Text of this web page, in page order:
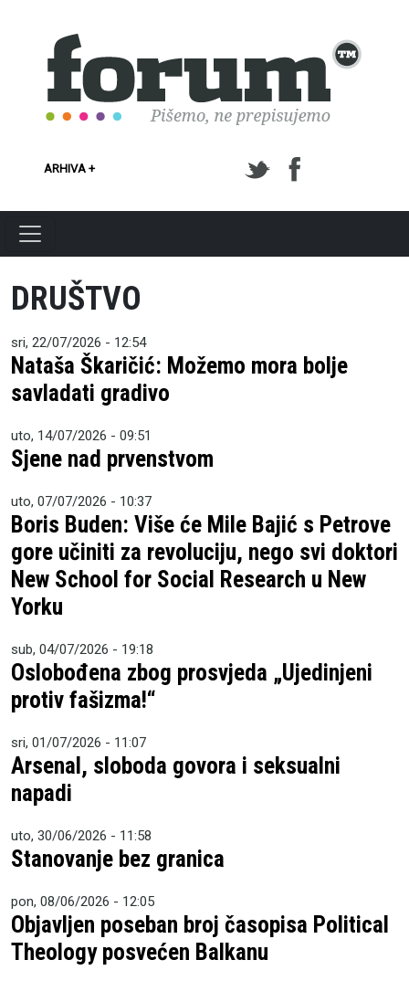
ARHIVA +
DRUŠTVO
sri, 22/07/2026 - 12:54
Nataša Škaričić: Možemo mora bolje
savladati gradivo
uto, 14/07/2026 - 09:51
Sjene nad prvenstvom
uto, 07/07/2026 - 10:37
Boris Buden: Više će Mile Bajić s Petrove
gore učiniti za revoluciju, nego svi doktori
New School for Social Research u New
Yorku
sub, 04/07/2026 - 19:18
Oslobođena zbog prosvjeda „Ujedinjeni
protiv fašizma!“
sri, 01/07/2026 - 11:07
Arsenal, sloboda govora i seksualni
napadi
uto, 30/06/2026 - 11:58
Stanovanje bez granica
pon, 08/06/2026 - 12:05
Objavljen poseban broj časopisa Political
Theology posvećen Balkanu